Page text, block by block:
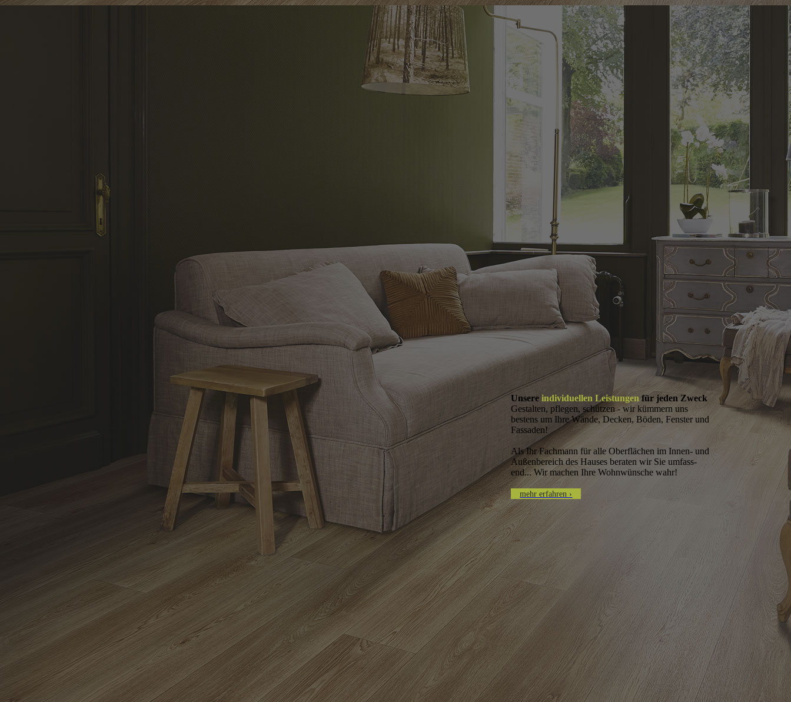
Unsereindividuellen Leistungen für jeden Zweck
Gestalten, pflegen, schützen - wir kümmern uns
bestens um Ihre Wände, Decken, Böden, Fenster und
Fassaden!
Als Ihr Fachmann für alle Oberflächen im Innen- und
Außenbereich des Hauses beraten wir Sie um­fass­
end... Wir machen Ihre Wohnwünsche wahr!
mehr erfahren ›